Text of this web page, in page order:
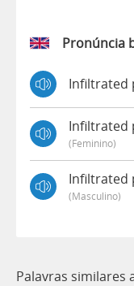
Pronúncia
Infiltrated
Infiltrated
(feminino)
Infiltrated
(masculino)
Palavras similares